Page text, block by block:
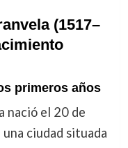
(1517–
primeros años
nació el 20 de
ciudad situada